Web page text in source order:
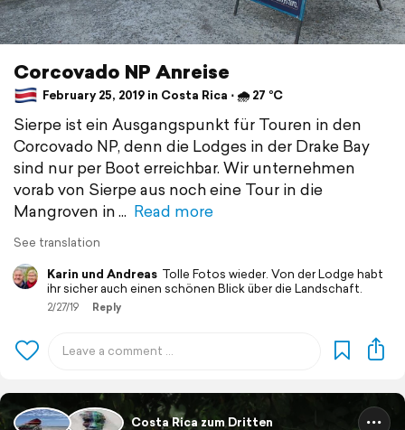
Corcovado NP Anreise
February 25, 2019 in Costa Rica ⋅ 🌧 27 °C
Sierpe ist ein Ausgangspunkt für Touren in den
Corcovado NP, denn die Lodges in der Drake Bay
sind nur per Boot erreichbar. Wir unternehmen
vorab von Sierpe aus noch eine Tour in die
Mangroven in
Read more
See translation
Karin und Andreas Tolle Fotos wieder. Von der Lodge habt
ihr sicher auch einen schönen Blick über die Landschaft.
2/27/19 Reply
Costa Rica zum Dritten